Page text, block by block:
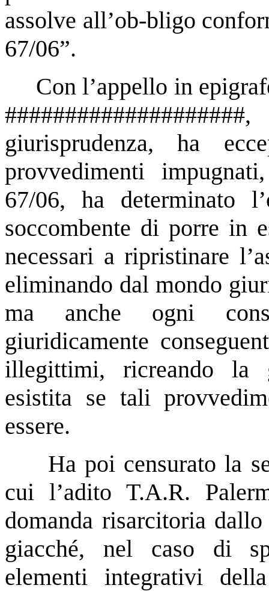
assolve all’ob-bligo
67/06”.
Con l’appello in
giurisprudenza, ha
provvedimenti
67/06, ha determinato
soccombente di porre in
necessari a ripristinare
eliminando dal mondo
ma anche ogni
giuridicamente
illegittimi, ricreando la
esistita se tali
essere.
Ha poi censurato la
cui l’adito T.A.R.
domanda risarcitoria
giacché, nel caso di
elementi integrativi